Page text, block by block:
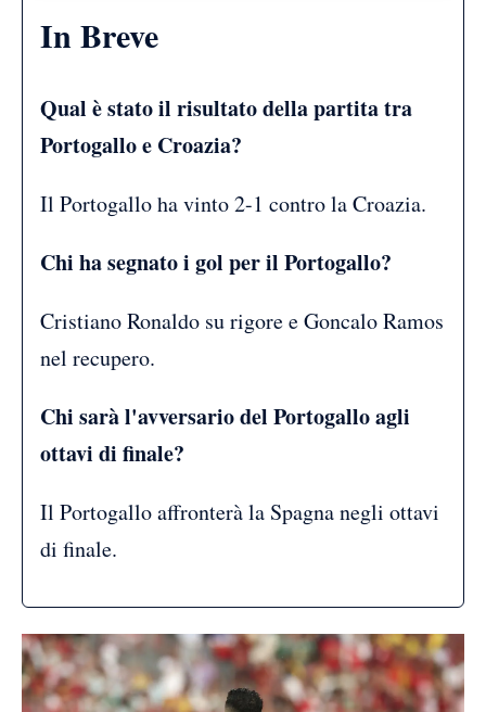
In Breve
Qual è stato il risultato della partita tra
Portogallo e Croazia?
Il Portogallo ha vinto 2-1 contro la Croazia.
Chi ha segnato i gol per il Portogallo?
Cristiano Ronaldo su rigore e Goncalo Ramos
nel recupero.
Chi sarà l'avversario del Portogallo agli
ottavi di finale?
Il Portogallo affronterà la Spagna negli ottavi
di finale.